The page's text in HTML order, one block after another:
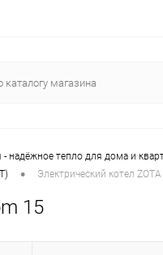
надёжное тепло для дома и
• Электрический котел
15